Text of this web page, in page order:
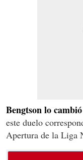
Bengtson lo
este duelo
Apertura de la Liga